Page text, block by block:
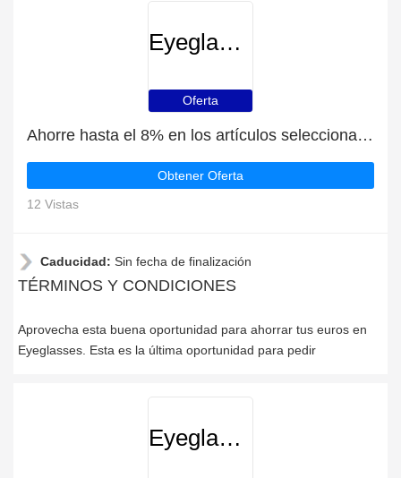
Eyeglasses
Oferta
Ahorre hasta el 8% en los artículos seleccionados | fin en breve
Obtener Oferta
12 Vistas
Caducidad: Sin fecha de finalización
TÉRMINOS Y CONDICIONES
Aprovecha esta buena oportunidad para ahorrar tus euros en
Eyeglasses. Esta es la última oportunidad para pedir
Eyeglasses